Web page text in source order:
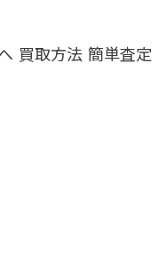
買取方法 簡単査定